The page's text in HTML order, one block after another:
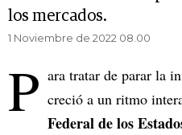
los mercados.
1 Noviembre de 2022 08.00
P ara tratar de parar la
creció a un ritmo
Federal de los